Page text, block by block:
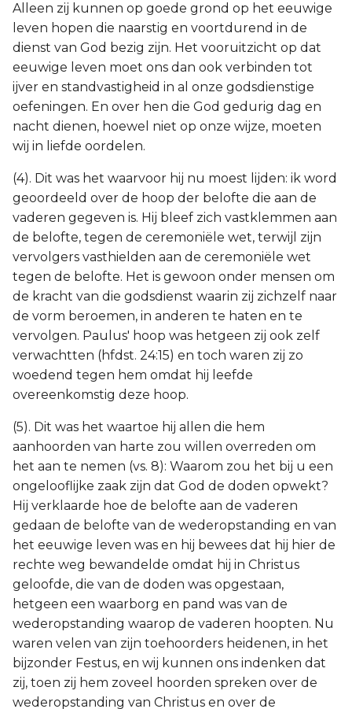
Alleen zij kunnen op goede grond op het eeuwige
leven hopen die naarstig en voortdurend in de
dienst van God bezig zijn. Het vooruitzicht op dat
eeuwige leven moet ons dan ook verbinden tot
ijver en standvastigheid in al onze godsdienstige
oefeningen. En over hen die God gedurig dag en
nacht dienen, hoewel niet op onze wijze, moeten
wij in liefde oordelen.
(4). Dit was het waarvoor hij nu moest lijden: ik word
geoordeeld over de hoop der belofte die aan de
vaderen gegeven is. Hij bleef zich vastklemmen aan
de belofte, tegen de ceremoniële wet, terwijl zijn
vervolgers vasthielden aan de ceremoniële wet
tegen de belofte. Het is gewoon onder mensen om
de kracht van die godsdienst waarin zij zichzelf naar
de vorm beroemen, in anderen te haten en te
vervolgen. Paulus' hoop was hetgeen zij ook zelf
verwachtten (hfdst. 24:15) en toch waren zij zo
woedend tegen hem omdat hij leefde
overeenkomstig deze hoop.
(5). Dit was het waartoe hij allen die hem
aanhoorden van harte zou willen overreden om
het aan te nemen (vs. 8): Waarom zou het bij u een
ongelooflijke zaak zijn dat God de doden opwekt?
Hij verklaarde hoe de belofte aan de vaderen
gedaan de belofte van de wederopstanding en van
het eeuwige leven was en hij bewees dat hij hier de
rechte weg bewandelde omdat hij in Christus
geloofde, die van de doden was opgestaan,
hetgeen een waarborg en pand was van de
wederopstanding waarop de vaderen hoopten. Nu
waren velen van zijn toehoorders heidenen, in het
bijzonder Festus, en wij kunnen ons indenken dat
zij, toen zij hem zoveel hoorden spreken over de
wederopstanding van Christus en over de